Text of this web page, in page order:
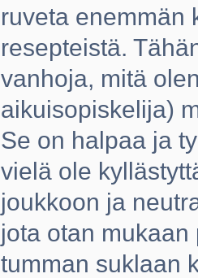
ruveta enemmän
resepteistä.
vanhoja, mitä
aikuisopiskelija)
Se on halpaa ja
vielä ole
joukkoon ja
jota otan
tumman suklaan